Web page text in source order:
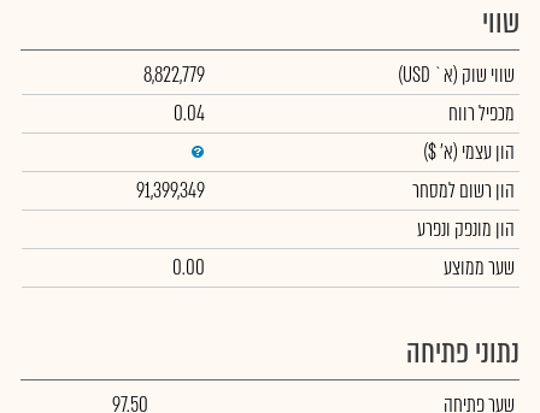
שווי
שווי שוק (א` USD)
8,822,779
מכפיל רווח
0.04
הון עצמי (א' $)
הון רשום למסחר
91,399,349
הון מונפק ונפרע
שער ממוצע
0.00
נתוני פתיחה
שער פתיחה 97.50